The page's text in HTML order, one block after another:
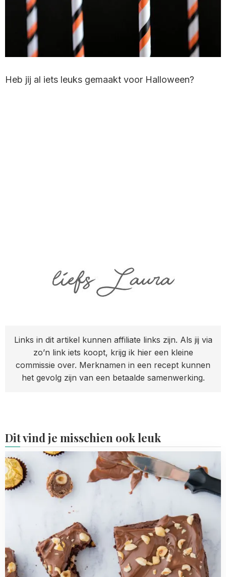
Heb jij al iets leuks gemaakt voor Halloween?
Links in dit artikel kunnen affiliate links zijn. Als jij via
zo’n link iets koopt, krijg ik hier een kleine
commissie over. Merknamen in een recept kunnen
het gevolg zijn van een betaalde samenwerking.
Dit vind je misschien ook leuk
Read
more
about
Ferrero